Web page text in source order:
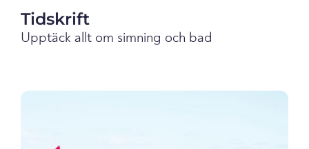
Tidskrift
Upptäck allt om simning och bad